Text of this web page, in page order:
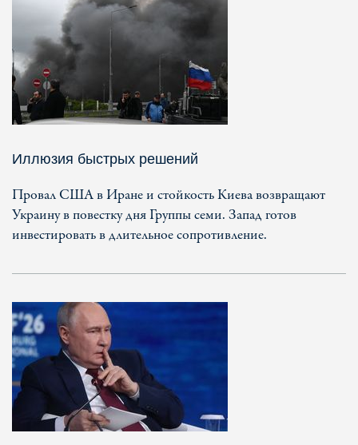
Иллюзия быстрых решений
Провал США в Иране и стойкость Киева возвращают
Украину в повестку дня Группы семи. Запад готов
инвестировать в длительное сопротивление.